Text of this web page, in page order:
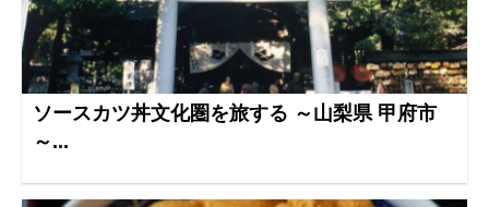
ソースカツ丼文化圏を旅する ～山梨県 甲府市
～...